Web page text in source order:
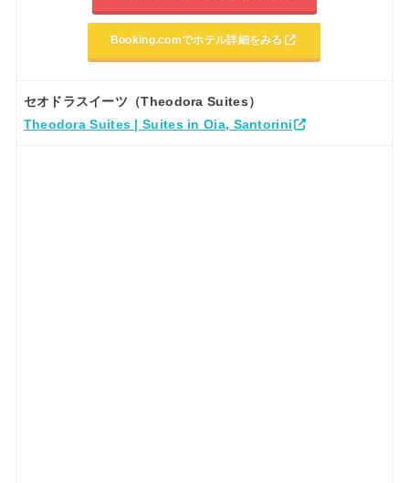
Booking.comでホテル詳細をみる
セオドラスイーツ（Theodora Suites）
Theodora Suites | Suites in Oia, Santorini